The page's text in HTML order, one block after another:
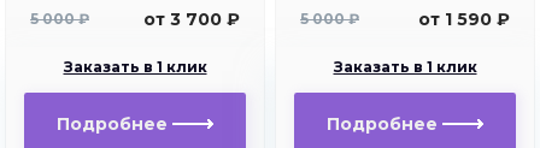
5 000 ₽
от 3 700 ₽
Заказать в 1 клик
Подробнее
ультратонкие и
5 000 ₽
от 1 590 ₽
Заказать в 1 клик
Подробнее